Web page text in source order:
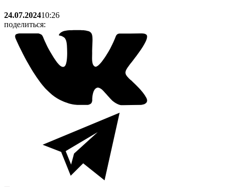
24.07.202410:26
поделиться: